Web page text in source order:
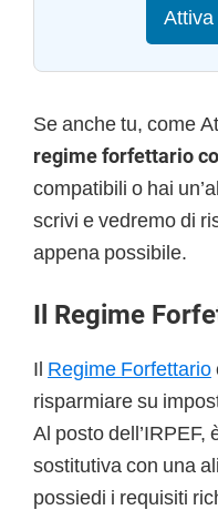
Attiva
Se anche tu, come
regime forfettario
compatibili o hai
scrivi e vedremo di
appena possibile.
Il Regime
Il Regime Forfettario
risparmiare su
Al posto dell’IRPEF,
sostitutiva con una
possiedi i requisiti